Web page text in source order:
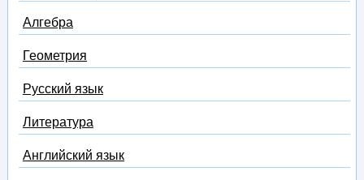
Алгебра
Геометрия
Русский язык
Литература
Английский язык